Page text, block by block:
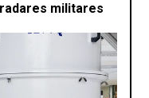
militares